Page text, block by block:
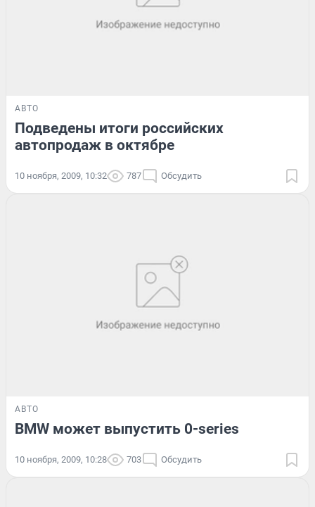
АВТО
Подведены итоги российских
автопродаж в октябре
10 ноября, 2009, 10:32 787 Обсудить
АВТО
BMW может выпустить 0-series
10 ноября, 2009, 10:28 703 Обсудить